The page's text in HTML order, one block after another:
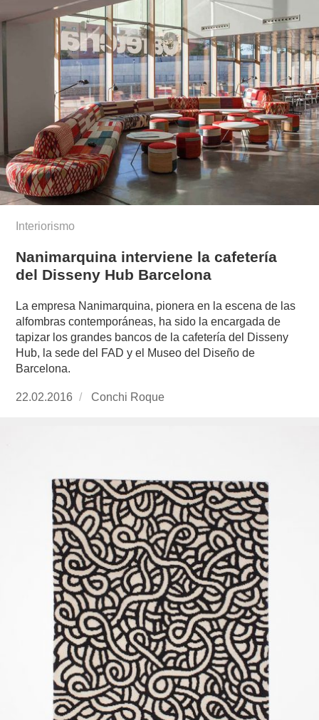
Interiorismo
Nanimarquina interviene la cafetería
del Disseny Hub Barcelona
La empresa Nanimarquina, pionera en la escena de las
alfombras contemporáneas, ha sido la encargada de
tapizar los grandes bancos de la cafetería del Disseny
Hub, la sede del FAD y el Museo del Diseño de
Barcelona.
Publicado
22.02.2016
https://www.experimenta.es/author/conchi-
Conchi Roque